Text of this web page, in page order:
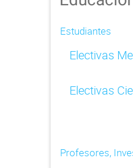
Estudiantes
Electivas
Electivas
Profesores,